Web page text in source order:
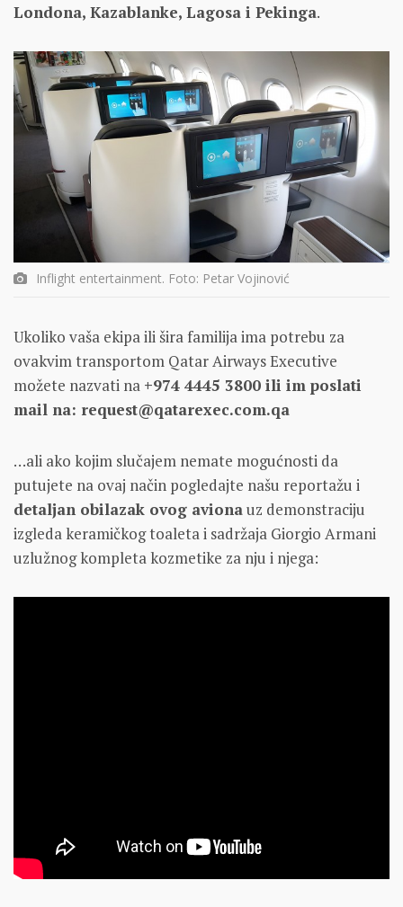
Londona, Kazablanke, Lagosa i Pekinga.
Inflight entertainment. Foto: Petar Vojinović
Ukoliko vaša ekipa ili šira familija ima potrebu za
ovakvim transportom Qatar Airways Executive
možete nazvati na +974 4445 3800 ili im poslati
mail na: request@qatarexec.com.qa
…ali ako kojim slučajem nemate mogućnosti da
putujete na ovaj način pogledajte našu reportažu i
detaljan obilazak ovog avionauz demonstraciju
izgleda keramičkog toaleta i sadržaja Giorgio Armani
uzlužnog kompleta kozmetike za nju i njega: